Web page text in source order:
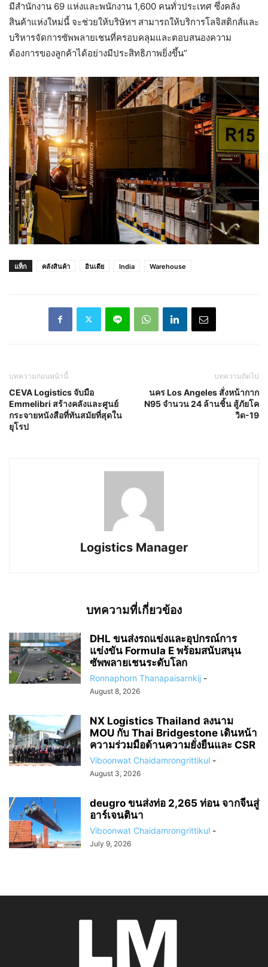
มีสำนักงาน 69 แห่งและพนักงาน 1,600 คนทั่วประเทศ ซึ่งคลัง
สินค้าแห่งใหม่นี้ จะช่วยให้บริษัทฯ สามารถให้บริการโลจิสติกส์และ
บริหารจัดการซัพพลายเชนที่ครอบคลุมและตอบสนองความ
ต้องการของลูกค้าได้อย่างมีประสิทธิภาพยิ่งขึ้น”
แท็ก คลังสินค้า อินเดีย India Warehouse
บทความก่อนหน้านี้
CEVA Logistics จับมือ
Emmelibri สร้างคลังและศูนย์
กระจายหนังสือที่ทันสมัยที่สุดใน
ยุโรป
บทความถัดไป
นคร Los Angeles สั่งหน้ากาก
N95 จำนวน 24 ล้านชิ้น สู้ภัยโค
วิด-19
Logistics Manager
บทความที่เกี่ยวข้อง
DHL ขนส่งรถแข่งและอุปกรณ์การ
แข่งขัน Formula E พร้อมสนับสนุน
ซัพพลายเชนระดับโลก
Ronnaphorn Thanapaisarnkij -
August 8, 2026
NX Logistics Thailand ลงนาม
MOU กับ Thai Bridgestone เดินหน้า
ความร่วมมือด้านความยั่งยืนและ CSR
Viboonwat Chaidamrongrittikul -
August 3, 2026
deugro ขนส่งท่อ 2,265 ท่อน จากจีนสู่
อาร์เจนตินา
Viboonwat Chaidamrongrittikul -
July 9, 2026